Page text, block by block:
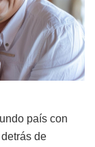
país con
de